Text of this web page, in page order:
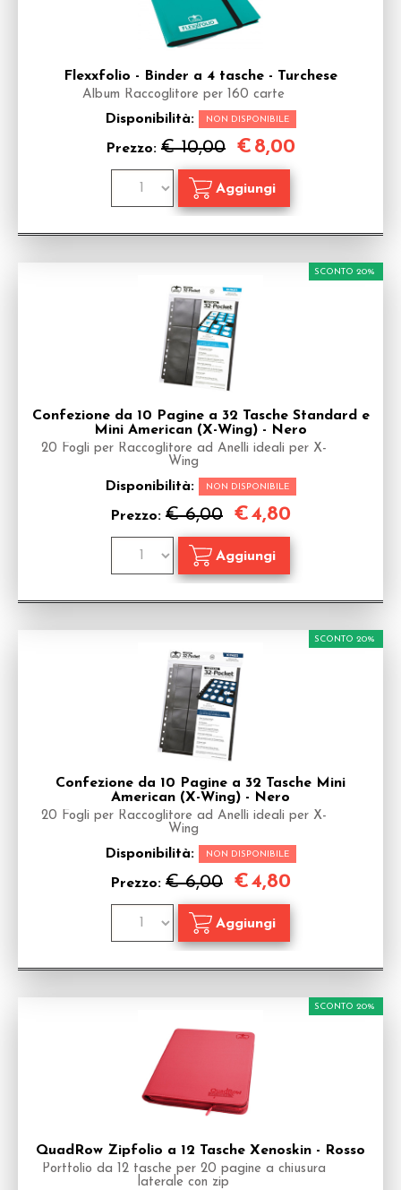
Flexxfolio - Binder a 4 tasche - Turchese
Album Raccoglitore per 160 carte
Disponibilità: NON DISPONIBILE
Prezzo: € 10,00 € 8,00
Confezione da 10 Pagine a 32 Tasche Standard e
Mini American (X-Wing) - Nero
20 Fogli per Raccoglitore ad Anelli ideali per X-
Wing
Disponibilità: NON DISPONIBILE
Prezzo: € 6,00
SCONTO 20%
€4,80
Confezione da 10 Pagine a 32 Tasche Mini
American (X-Wing) - Nero
20 Fogli per Raccoglitore ad Anelli ideali per X-
Wing
Disponibilità: NON DISPONIBILE
Prezzo: € 6,00
SCONTO 20%
€4,80
QuadRow Zipfolio a 12 Tasche Xenoskin - Rosso
Portfolio da 12 tasche per 20 pagine a chiusura
laterale con zip
SCONTO 20%